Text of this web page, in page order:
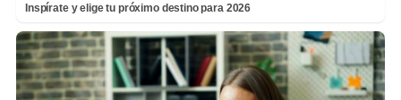
Inspírate y elige tu próximo destino para 2026